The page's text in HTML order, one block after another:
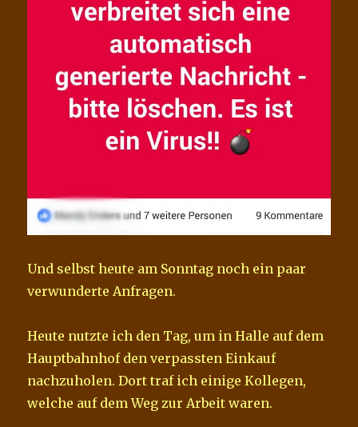
Und selbst heute am Sonntag noch ein paar
verwunderte Anfragen.
Heute nutzte ich den Tag, um in Halle auf dem
Hauptbahnhof den verpassten Einkauf
nachzuholen. Dort traf ich einige Kollegen,
welche auf dem Weg zur Arbeit waren.